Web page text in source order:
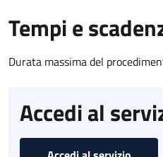
Tempi e
Durata massima del
Accedi al